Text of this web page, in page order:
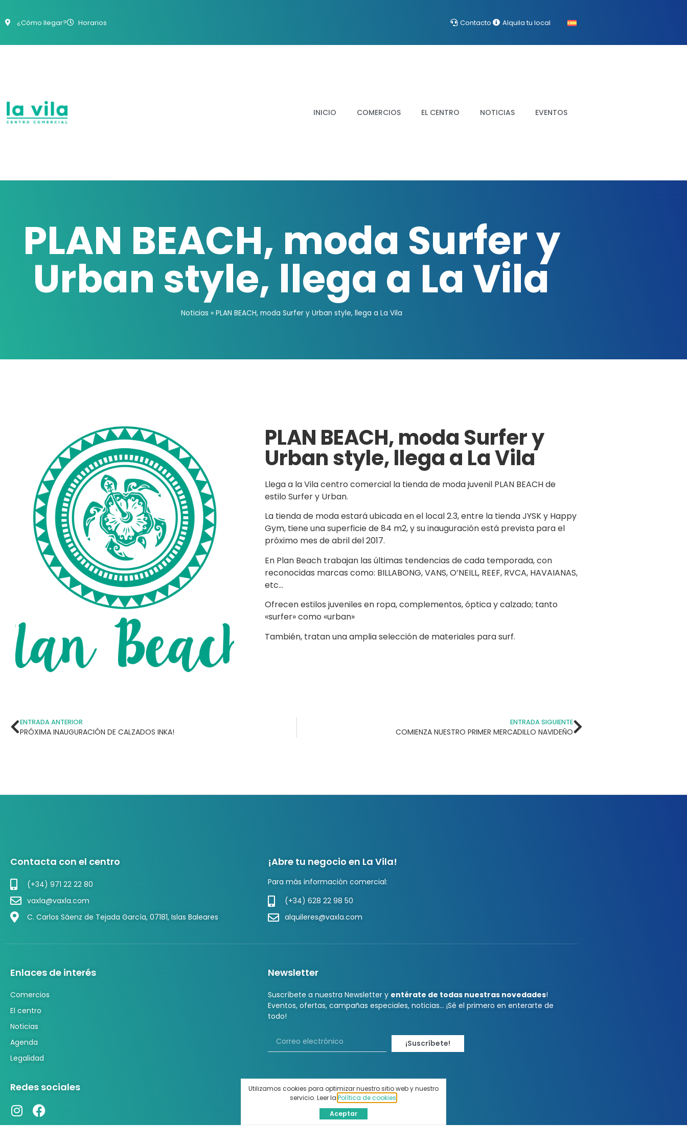
¿Cómo llegar? Horarios Contacto Alquila tu local
INICIO COMERCIOS EL CENTRO NOTICIAS EVENTOS
PLAN BEACH, moda Surfer y
Urban style, llega a La Vila
Noticias » PLAN BEACH, moda Surfer y Urban style, llega a La Vila
PLAN BEACH, moda Surfer y
Urban style, llega a La Vila
Llega a la Vila centro comercial la tienda de moda juvenil PLAN BEACH de
estilo Surfer y Urban.
La tienda de moda estará ubicada en el local 2.3, entre la tienda JYSK y Happy
Gym, tiene una superficie de 84 m2, y su inauguración está prevista para el
próximo mes de abril del 2017.
En Plan Beach trabajan las últimas tendencias de cada temporada, con
reconocidas marcas como: BILLABONG, VANS, O’NEILL, REEF, RVCA, HAVAIANAS,
etc…
Ofrecen estilos juveniles en ropa, complementos, óptica y calzado; tanto
«surfer» como «urban»
También, tratan una amplia selección de materiales para surf.
ENTRADA ANTERIOR
PRÓXIMA INAUGURACIÓN DE CALZADOS INKA!
ENTRADA SIGUIENTE
COMIENZA NUESTRO PRIMER MERCADILLO NAVIDEÑO
Contacta con el centro
(+34) 971 22 22 80
vaxla@vaxla.com
C. Carlos Sáenz de Tejada García, 07181, Islas Baleares
¡Abre tu negocio en La Vila!
Para más información comercial:
(+34) 628 22 98 50
alquileres@vaxla.com
Enlaces de interés
Comercios
El centro
Noticias
Agenda
Legalidad
Redes sociales
Newsletter
Suscríbete a nuestra Newsletter y entérate de todas nuestras novedades!
Eventos, ofertas, campañas especiales, noticias… ¡Sé el primero en enterarte de
todo!
¡Suscríbete!
Utilizamos cookies para optimizar nuestro sitio web y nuestro
servicio. Leer la Política de cookies
Aceptar